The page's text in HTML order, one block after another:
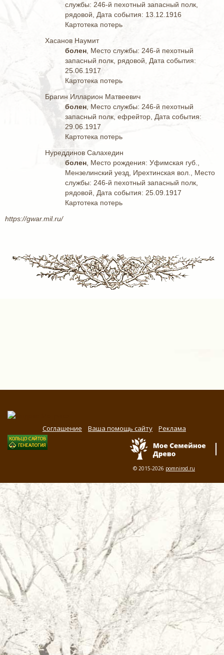
службы: 246-й пехотный запасный полк,
рядовой, Дата события: 13.12.1916
Картотека потерь
Хасанов Наумит
болен , Место службы: 246-й пехотный
запасный полк, рядовой, Дата события:
25.06.1917
Картотека потерь
Брагин Илларион Матвеевич
болен , Место службы: 246-й пехотный
запасный полк, ефрейтор, Дата события:
29.06.1917
Картотека потерь
Нуреддинов Салахедин
болен , Место рождения: Уфимская губ.,
Мензелинский уезд, Ирехтинская вол., Место
службы: 246-й пехотный запасный полк,
рядовой, Дата события: 25.09.1917
Картотека потерь
https://gwar.mil.ru/
Соглашение Ваша помощь сайту Реклама
© 2015-2026 pomnirod.ru